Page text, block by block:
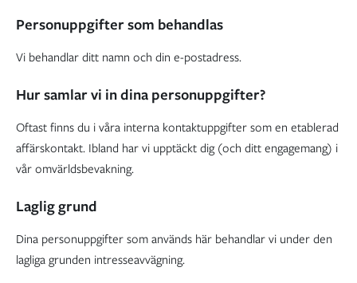
Personuppgifter som behandlas
Vi behandlar ditt namn och din e-postadress.
Hur samlar vi in dina personuppgifter?
Oftast finns du i våra interna kontaktuppgifter som en etablerad
affärskontakt. Ibland har vi upptäckt dig (och ditt engagemang) i
vår omvärldsbevakning.
Laglig grund
Dina personuppgifter som används här behandlar vi under den
lagliga grunden intresseavvägning.